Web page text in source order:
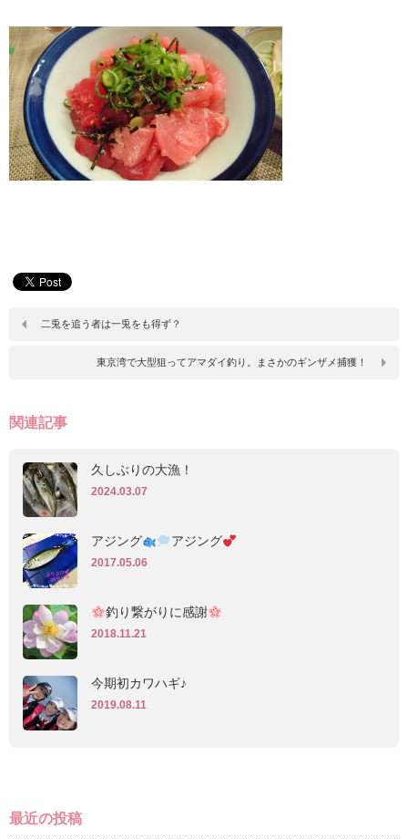
二兎を追う者は一兎をも得ず？
東京湾で大型狙ってアマダイ釣り。まさかのギンザメ捕獲！
関連記事
久しぶりの大漁！
2024.03.07
アジング アジング
2017.05.06
釣り繋がりに感謝
2018.11.21
今期初カワハギ♪
2019.08.11
最近の投稿